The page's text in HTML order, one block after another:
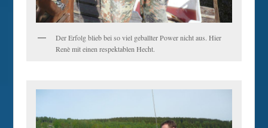
Der Erfolg blieb bei so viel geballter Power nicht aus. Hier
Renè mit einen respektablen Hecht.